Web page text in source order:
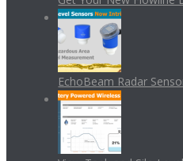
EchoBeam Radar